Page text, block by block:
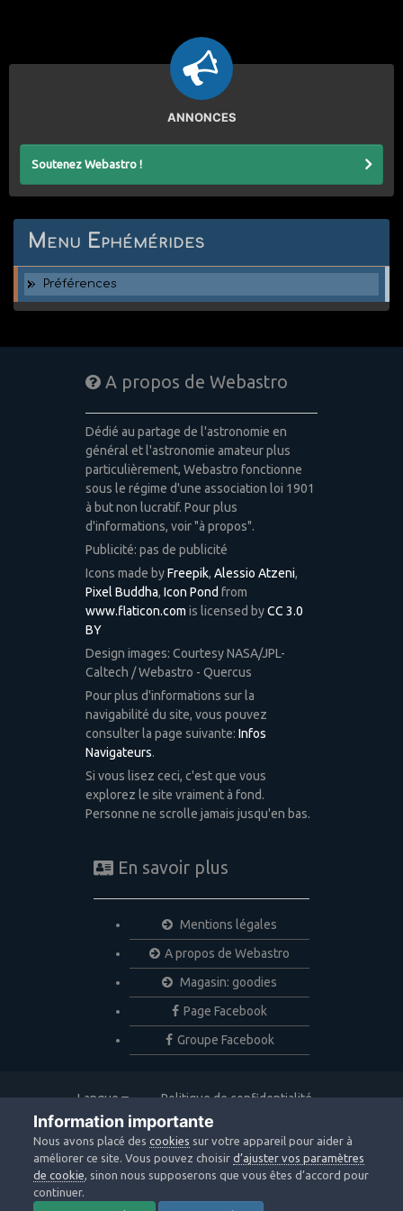
ANNONCES
Soutenez Webastro !
Menu Ephémérides
Préférences
A propos de Webastro
Dédié au partage de l'astronomie en
général et l'astronomie amateur plus
particulièrement, Webastro fonctionne
sous le régime d'une association loi 1901
à but non lucratif. Pour plus
d'informations, voir "à propos".
Publicité: pas de publicité
Icons made byFreepik, Alessio Atzeni,
Pixel Buddha, Icon Pond from
www.flaticon.com is licensed byCC 3.0
BY
Design images: Courtesy NASA/JPL-
Caltech / Webastro - Quercus
Pour plus d'informations sur la
navigabilité du site, vous pouvez
consulter la page suivante: Infos
Navigateurs.
Si vous lisez ceci, c'est que vous
explorez le site vraiment à fond.
Personne ne scrolle jamais jusqu'en bas.
En savoir plus
Mentions légales
A propos de Webastro
Magasin: goodies
Page Facebook
Groupe Facebook
Langue
Politique de confidentialité
Nous contacter
Copyright © 2020 Webastro
Powered by Invision Community
Information importante
Nous avons placé descookies sur votre appareil pour aider à
améliorer ce site. Vous pouvez choisird’ajuster vos paramètres
de cookie, sinon nous supposerons que vous êtes d’accord pour
continuer.